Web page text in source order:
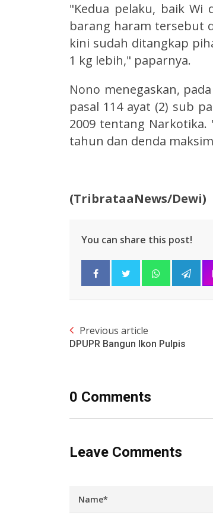
"Kedua pelaku, baik Wi
barang haram tersebut
kini sudah ditangkap
1 kg lebih," paparnya.
Nono menegaskan,
pasal 114 ayat (2) sub
2009 tentang
tahun dan denda
(TribrataaNews/Dewi)
You can share this post!
Previous article
DPUPR Bangun Ikon Pulpis
0 Comments
Leave Comments